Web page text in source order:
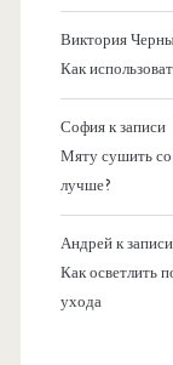
Виктория
Как
Софияк записи
Мяту сушить со
лучше?
Андрейк записи
Как осветлить
ухода